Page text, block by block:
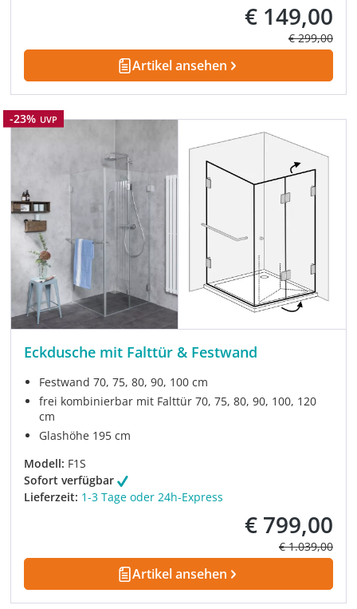
Verkaufspreis:
€ 149,00
Regulärer
€ 299,00
Artikel ansehen
Rabatt
-23% UVP
Eckdusche mit Falttür & Festwand
Festwand 70, 75, 80, 90, 100 cm
frei kombinierbar mit Falttür 70, 75, 80, 90, 100, 120
cm
Glashöhe 195 cm
Modell: F1S
Sofort verfügbar
Lieferzeit: 1-3 Tage oder 24h-Express
Verkaufspreis:
€ 799,00
Regulärer
€ 1.039,00
Artikel ansehen